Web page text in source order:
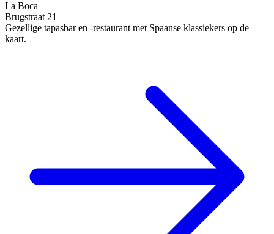
La Boca
Brugstraat 21
Gezellige tapasbar en -restaurant met Spaanse klassiekers op de
kaart.